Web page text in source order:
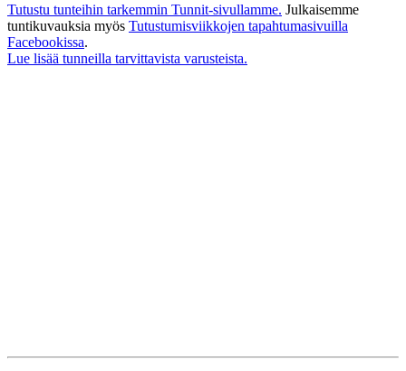
Tutustu tunteihin tarkemmin Tunnit-sivullamme. Julkaisemme
tuntikuvauksia myös Tutustumisviikkojen tapahtumasivuilla
Facebookissa.
Lue lisää tunneilla tarvittavista varusteista.